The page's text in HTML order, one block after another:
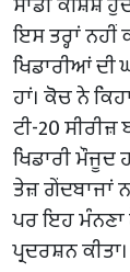
ਇਸ ਤਰ੍ਹਾਂ
ਖਿਡਾਰੀਆਂ
ਹਾਂ। ਕੋਚ ਨੇ
ਟੀ-20
ਖਿਡਾਰੀ
ਤੇਜ਼ ਗੇਂਦਬਾਜਾਂ
ਪਰ ਇਹ ਮੰਨਣਾ
ਪ੍ਰਦਰਸ਼ਨ ਕੀਤਾ।